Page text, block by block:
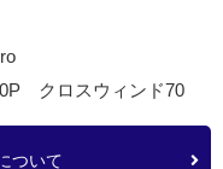
クロスウィンド70
ついて